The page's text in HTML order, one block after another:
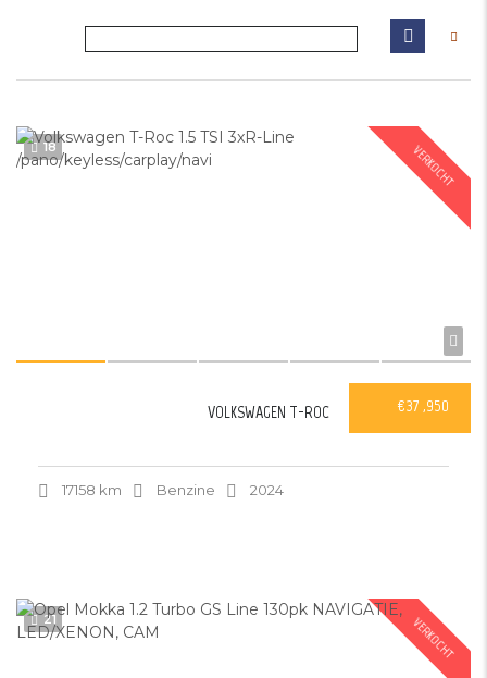
VERKOCHT
18
€37 ,950
VOLKSWAGEN T-ROC
17158 km Benzine 2024
VERKOCHT
21